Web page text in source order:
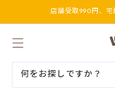
テ
店舗受取990円、宅
ッ